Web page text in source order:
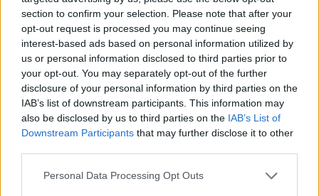
section to confirm your selection. Please note that after your
opt-out request is processed you may continue seeing
interest-based ads based on personal information utilized by
us or personal information disclosed to third parties prior to
your opt-out. You may separately opt-out of the further
disclosure of your personal information by third parties on the
IAB’s list of downstream participants. This information may
also be disclosed by us to third parties on the IAB’s List of
Downstream Participants that may further disclose it to other
Personal Data Processing Opt Outs
Αδειάζουν τα νησιά – Το δημογραφικό στο
«κόκκινο»